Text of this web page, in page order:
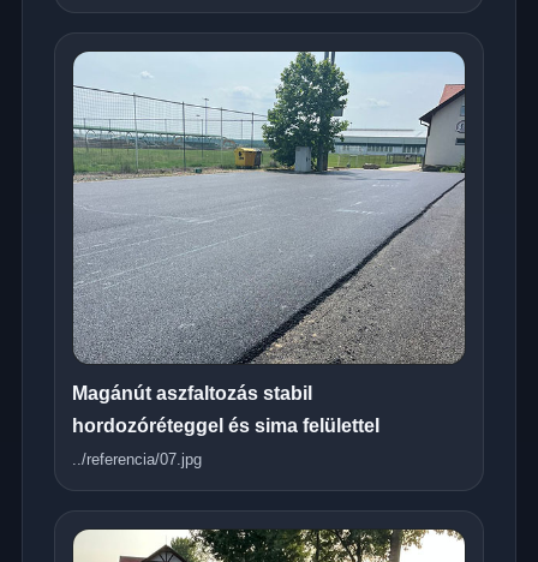
Magánút aszfaltozás stabil
hordozóréteggel és sima felülettel
../referencia/07.jpg